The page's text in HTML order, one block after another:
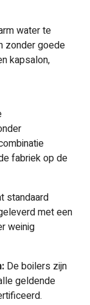
water te
zonder goede
kapsalon,
fabriek op de
standaard
met een
weinig
De boilers zijn
geldende